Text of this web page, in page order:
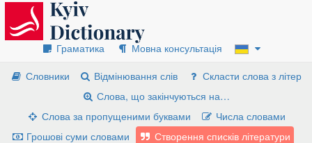
Граматика
Мовна консультація
Словники
Відмінювання слів
Скласти слова з літер
Слова, що закінчуються на…
Слова за пропущеними буквами
Числа словами
Грошові суми словами
Створення списків літератури